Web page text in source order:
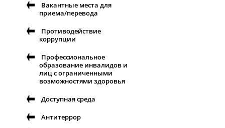
Вакантные места для
приема/перевода
Противодействие
коррупции
Профессиональное
образование инвалидов и
лиц с ограниченными
возможностями здоровья
Доступная среда
Антитеррор